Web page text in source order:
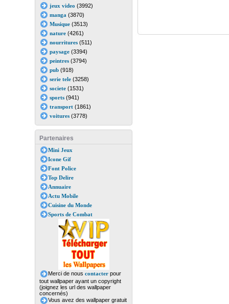
jeux video (3992)
manga (3870)
Musique(3513)
nature(4261)
nourritures(511)
paysage(3394)
peintres(3794)
pub(918)
serie tele(3258)
societe(1531)
sports(941)
transport(1861)
voitures(3778)
Partenaires
Mini Jeux
Icone Gif
Font Police
Top Delire
Annuaire
Actu Mobile
Cuisine du Monde
Sports de Combat
Merci de nous contacterpour
tout wallpaper ayant un copyright
(joignez les url des wallpaper
concernés)
Vous avez des wallpaper gratuit